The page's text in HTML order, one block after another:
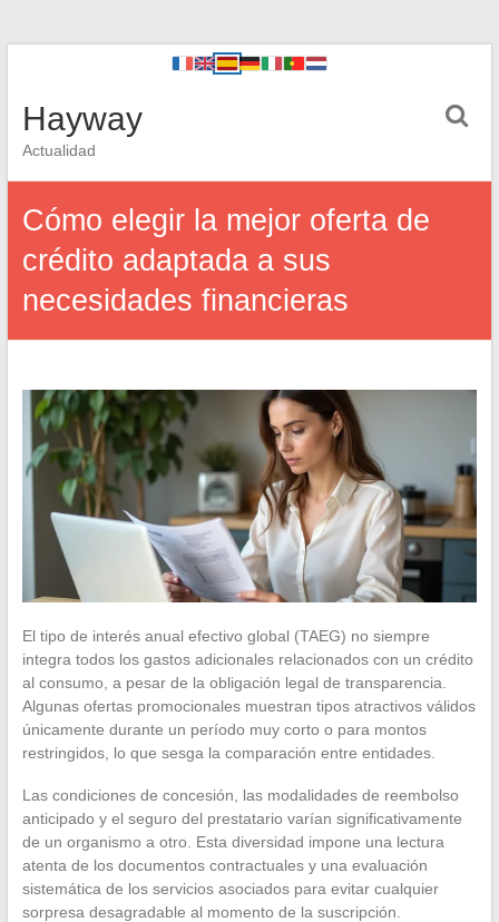
Hayway
Actualidad
Cómo elegir la mejor oferta de
crédito adaptada a sus
necesidades financieras
El tipo de interés anual efectivo global (TAEG) no siempre
integra todos los gastos adicionales relacionados con un crédito
al consumo, a pesar de la obligación legal de transparencia.
Algunas ofertas promocionales muestran tipos atractivos válidos
únicamente durante un período muy corto o para montos
restringidos, lo que sesga la comparación entre entidades.
Las condiciones de concesión, las modalidades de reembolso
anticipado y el seguro del prestatario varían significativamente
de un organismo a otro. Esta diversidad impone una lectura
atenta de los documentos contractuales y una evaluación
sistemática de los servicios asociados para evitar cualquier
sorpresa desagradable al momento de la suscripción.